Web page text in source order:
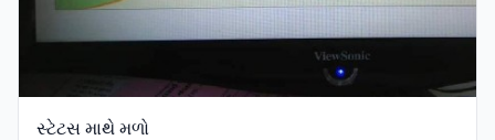
સ્ટેટસ માથે મળો